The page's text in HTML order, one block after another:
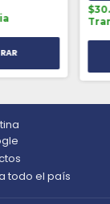
todo el país